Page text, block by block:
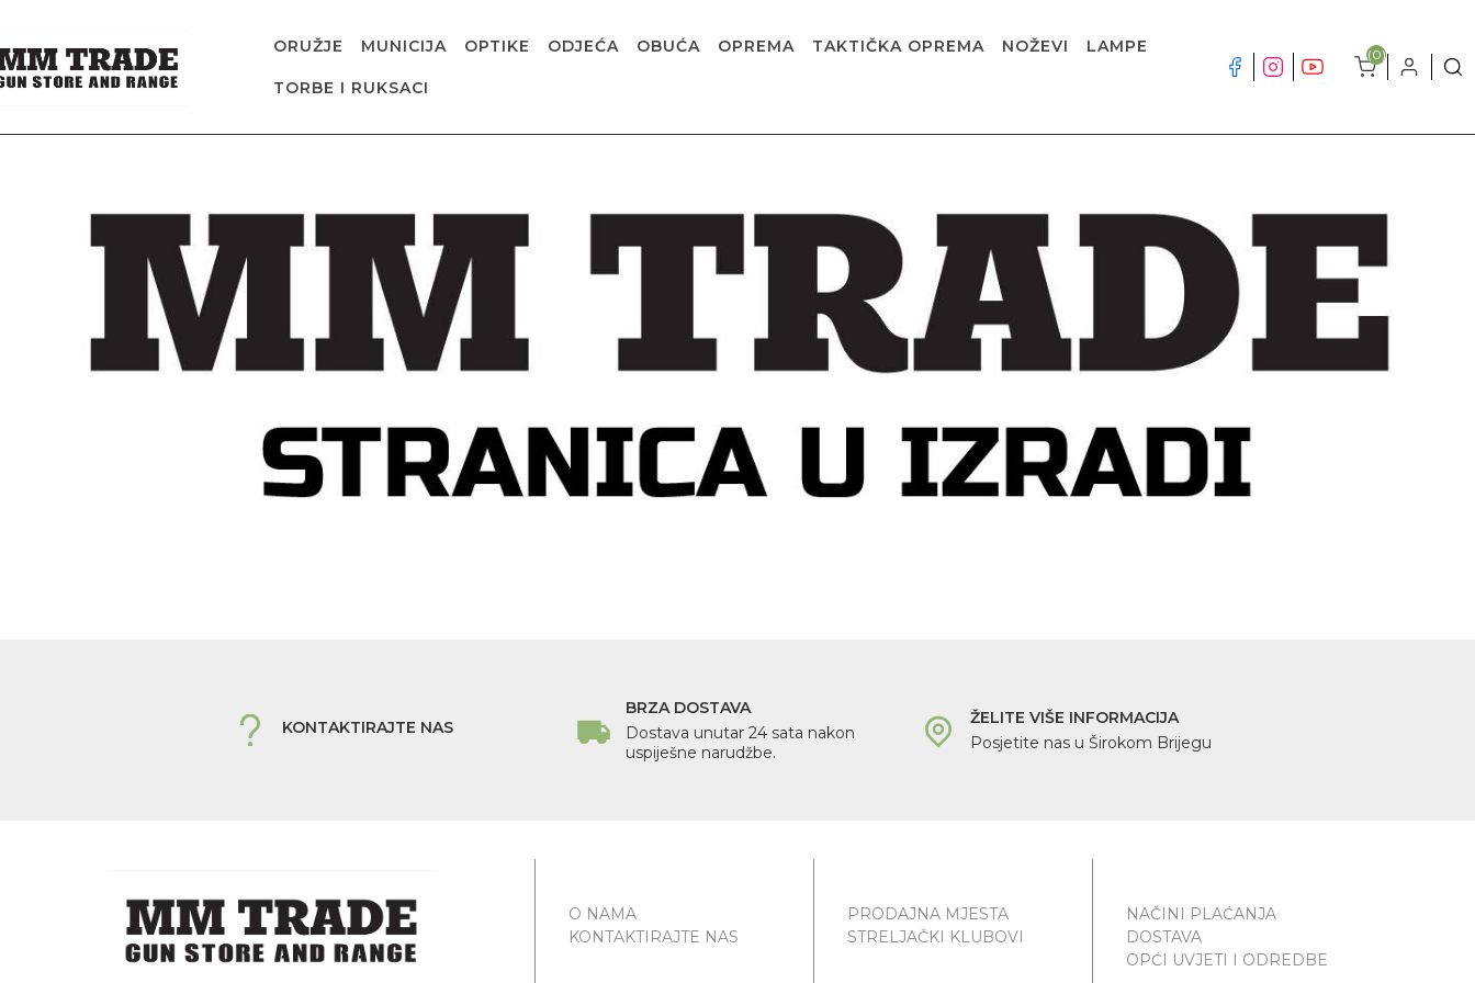
(0)
ORUŽJE MUNICIJA OPTIKE ODJEĆA OBUĆA OPREMA TAKTIČKA OPREMA NOŽEVI LAMPE
TORBE I RUKSACI
KONTAKTIRAJTE NAS
BRZA DOSTAVA
Dostava unutar 24 sata nakon
uspiješne narudžbe.
ŽELITE VIŠE INFORMACIJA
Posjetite nas u Širokom Brijegu
O NAMA
KONTAKTIRAJTE NAS
PRODAJNA MJESTA
STRELJAČKI KLUBOVI
NAČINI PLAĆANJA
DOSTAVA
OPĆI UVJETI I ODREDBE